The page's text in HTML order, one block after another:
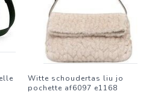
Witte schoudertas liu jo
pochette af6097 e1168